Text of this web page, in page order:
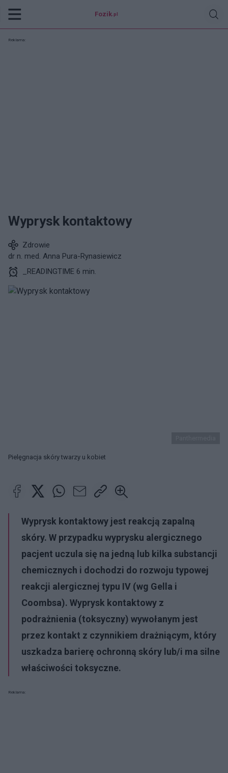
Fozik .pl
Reklama:
Wyprysk kontaktowy
Zdrowie
dr n. med. Anna Pura-Rynasiewicz
_READINGTIME 6 min.
Pielęgnacja skóry twarzy u kobiet
Wyprysk kontaktowy jest reakcją zapalną
skóry. W przypadku wyprysku alergicznego
pacjent uczula się na jedną lub kilka substancji
chemicznych i dochodzi do rozwoju typowej
reakcji alergicznej typu IV (wg Gella i
Coombsa). Wyprysk kontaktowy z
podrażnienia (toksyczny) wywołanym jest
przez kontakt z czynnikiem drażniącym, który
uszkadza barierę ochronną skóry lub/i ma silne
właściwości toksyczne.
Reklama: